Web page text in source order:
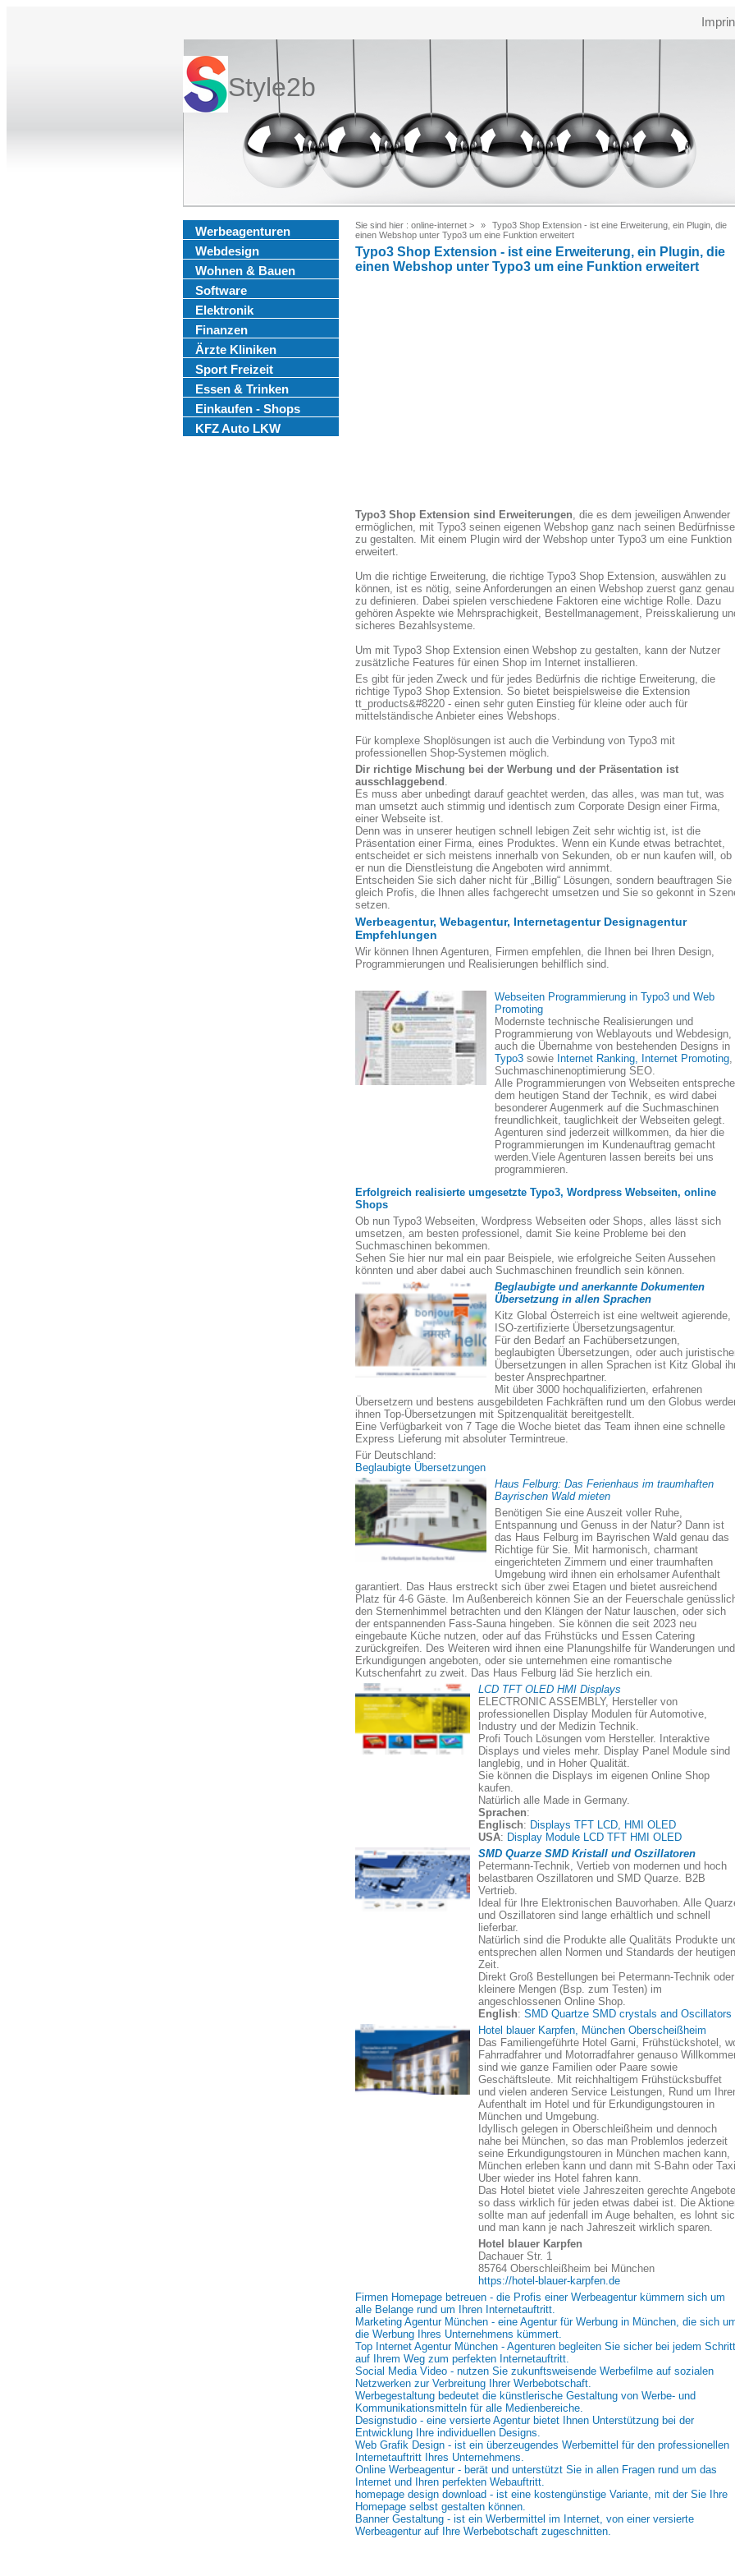
Style2b
Werbeagenturen
Webdesign
Wohnen & Bauen
Software
Elektronik
Finanzen
Ärzte Kliniken
Sport Freizeit
Essen & Trinken
Einkaufen - Shops
KFZ Auto LKW
Sie sind hier : online-internet >
Typo3 Shop Extension - ist eine Erweiterung, ein Plugin, die
einen Webshop unter Typo3 um eine Funktion erweitert
Typo3 Shop Extension - ist eine Erweiterung, ein Plugin, die
einen Webshop unter Typo3 um eine Funktion erweitert
Typo3 Shop Extension sind Erweiterungen, die es dem jeweiligen Anwender
ermöglichen, mit Typo3 seinen eigenen Webshop ganz nach seinen
zu gestalten. Mit einem Plugin wird der Webshop unter Typo3 um eine Funktion
erweitert.
Um die richtige Erweiterung, die richtige Typo3 Shop Extension, auswählen zu
können, ist es nötig, seine Anforderungen an einen Webshop zuerst ganz genau
zu definieren. Dabei spielen verschiedene Faktoren eine wichtige Rolle. Dazu
gehören Aspekte wie Mehrsprachigkeit, Bestellmanagement, Preisskalierung
sicheres Bezahlsysteme.
Um mit Typo3 Shop Extension einen Webshop zu gestalten, kann der Nutzer
zusätzliche Features für einen Shop im Internet installieren.
Es gibt für jeden Zweck und für jedes Bedürfnis die richtige Erweiterung, die
richtige Typo3 Shop Extension. So bietet beispielsweise die Extension
tt_products&#8220 - einen sehr guten Einstieg für kleine oder auch für
mittelständische Anbieter eines Webshops.
Für komplexe Shoplösungen ist auch die Verbindung von Typo3 mit
professionellen Shop-Systemen möglich.
Dir richtige Mischung bei der Werbung und der Präsentation ist
ausschlaggebend .
Es muss aber unbedingt darauf geachtet werden, das alles, was man tut, was
man umsetzt auch stimmig und identisch zum Corporate Design einer Firma,
einer Webseite ist.
Denn was in unserer heutigen schnell lebigen Zeit sehr wichtig ist, ist die
Präsentation einer Firma, eines Produktes. Wenn ein Kunde etwas betrachtet,
entscheidet er sich meistens innerhalb von Sekunden, ob er nun kaufen will, ob
er nun die Dienstleistung die Angeboten wird annimmt.
Entscheiden Sie sich daher nicht für „Billig“ Lösungen, sondern beauftragen Sie
gleich Profis, die Ihnen alles fachgerecht umsetzen und Sie so gekonnt in
setzen.
Werbeagentur, Webagentur, Internetagentur Designagentur
Empfehlungen
Wir können Ihnen Agenturen, Firmen empfehlen, die Ihnen bei Ihren Design,
Programmierungen und Realisierungen behilflich sind.
Webseiten Programmierung in Typo3 und Web
Promoting
Modernste technische Realisierungen und
Programmierung von Weblayouts und Webdesign,
auch die Übernahme von bestehenden Designs in
Typo3 sowie Internet Ranking, Internet Promoting,
Suchmaschinenoptimierung SEO.
Alle Programmierungen von Webseiten
dem heutigen Stand der Technik, es wird dabei
besonderer Augenmerk auf die Suchmaschinen
freundlichkeit, tauglichkeit der Webseiten gelegt.
Agenturen sind jederzeit willkommen, da hier die
Programmierungen im Kundenauftrag gemacht
werden.Viele Agenturen lassen bereits bei uns
programmieren.
Erfolgreich realisierte umgesetzte Typo3, Wordpress Webseiten, online
Shops
Ob nun Typo3 Webseiten, Wordpress Webseiten oder Shops, alles lässt sich
umsetzen, am besten professionel, damit Sie keine Probleme bei den
Suchmaschinen bekommen.
Sehen Sie hier nur mal ein paar Beispiele, wie erfolgreiche Seiten Aussehen
könnten und aber dabei auch Suchmaschinen freundlich sein können.
Beglaubigte und anerkannte Dokumenten
Übersetzung in allen Sprachen
Kitz Global Österreich ist eine weltweit agierende,
ISO-zertifizierte Übersetzungsagentur.
Für den Bedarf an Fachübersetzungen,
beglaubigten Übersetzungen, oder auch
Übersetzungen in allen Sprachen ist Kitz Global
bester Ansprechpartner.
Mit über 3000 hochqualifizierten, erfahrenen
Übersetzern und bestens ausgebildeten Fachkräften rund um den Globus
ihnen Top-Übersetzungen mit Spitzenqualität bereitgestellt.
Eine Verfügbarkeit von 7 Tage die Woche bietet das Team ihnen eine schnelle
Express Lieferung mit absoluter Termintreue.
Für Deutschland:
Beglaubigte Übersetzungen
Haus Felburg: Das Ferienhaus im traumhaften
Bayrischen Wald mieten
Benötigen Sie eine Auszeit voller Ruhe,
Entspannung und Genuss in der Natur? Dann ist
das Haus Felburg im Bayrischen Wald genau das
Richtige für Sie. Mit harmonisch, charmant
eingerichteten Zimmern und einer traumhaften
Umgebung wird ihnen ein erholsamer Aufenthalt
garantiert. Das Haus erstreckt sich über zwei Etagen und bietet ausreichend
Platz für 4-6 Gäste. Im Außenbereich können Sie an der Feuerschale
den Sternenhimmel betrachten und den Klängen der Natur lauschen, oder sich
der entspannenden Fass-Sauna hingeben. Sie können die seit 2023 neu
eingebaute Küche nutzen, oder auf das Frühstücks und Essen Catering
zurückgreifen. Des Weiteren wird ihnen eine Planungshilfe für Wanderungen und
Erkundigungen angeboten, oder sie unternehmen eine romantische
Kutschenfahrt zu zweit. Das Haus Felburg läd Sie herzlich ein.
LCD TFT OLED HMI Displays
ELECTRONIC ASSEMBLY, Hersteller von
professionellen Display Modulen für Automotive,
Industry und der Medizin Technik.
Profi Touch Lösungen vom Hersteller. Interaktive
Displays und vieles mehr. Display Panel Module sind
langlebig, und in Hoher Qualität.
Sie können die Displays im eigenen Online Shop
kaufen.
Natürlich alle Made in Germany.
Sprachen:
Englisch: Displays TFT LCD, HMI OLED
USA: Display Module LCD TFT HMI OLED
SMD Quarze SMD Kristall und Oszillatoren
Petermann-Technik, Vertieb von modernen und hoch
belastbaren Oszillatoren und SMD Quarze. B2B
Vertrieb.
Ideal für Ihre Elektronischen Bauvorhaben. Alle
und Oszillatoren sind lange erhältlich und schnell
lieferbar.
Natürlich sind die Produkte alle Qualitäts Produkte
entsprechen allen Normen und Standards der heutigen
Zeit.
Direkt Groß Bestellungen bei Petermann-Technik oder
kleinere Mengen (Bsp. zum Testen) im
angeschlossenen Online Shop.
English: SMD Quartze SMD crystals and Oscillators
Hotel blauer Karpfen, München Oberscheißheim
Das Familiengeführte Hotel Garni, Frühstückshotel,
Fahrradfahrer und Motorradfahrer genauso
sind wie ganze Familien oder Paare sowie
Geschäftsleute. Mit reichhaltigem Frühstücksbuffet
und vielen anderen Service Leistungen, Rund um
Aufenthalt im Hotel und für Erkundigungstouren in
München und Umgebung.
Idyllisch gelegen in Oberschleißheim und dennoch
nahe bei München, so das man Problemlos jederzeit
seine Erkundigungstouren in München machen kann,
München erleben kann und dann mit S-Bahn oder
Uber wieder ins Hotel fahren kann.
Das Hotel bietet viele Jahreszeiten gerechte
so dass wirklich für jeden etwas dabei ist. Die
sollte man auf jedenfall im Auge behalten, es lohnt
und man kann je nach Jahreszeit wirklich sparen.
Hotel blauer Karpfen
Dachauer Str. 1
85764 Oberschleißheim bei München
https://hotel-blauer-karpfen.de
Firmen Homepage betreuen - die Profis einer Werbeagentur kümmern sich um
alle Belange rund um Ihren Internetauftritt.
Marketing Agentur München - eine Agentur für Werbung in München, die sich
die Werbung Ihres Unternehmens kümmert.
Top Internet Agentur München - Agenturen begleiten Sie sicher bei jedem Schritt
auf Ihrem Weg zum perfekten Internetauftritt.
Social Media Video - nutzen Sie zukunftsweisende Werbefilme auf sozialen
Netzwerken zur Verbreitung Ihrer Werbebotschaft.
Werbegestaltung bedeutet die künstlerische Gestaltung von Werbe- und
Kommunikationsmitteln für alle Medienbereiche.
Designstudio - eine versierte Agentur bietet Ihnen Unterstützung bei der
Entwicklung Ihre individuellen Designs.
Web Grafik Design - ist ein überzeugendes Werbemittel für den professionellen
Internetauftritt Ihres Unternehmens.
Online Werbeagentur - berät und unterstützt Sie in allen Fragen rund um das
Internet und Ihren perfekten Webauftritt.
homepage design download - ist eine kostengünstige Variante, mit der Sie Ihre
Homepage selbst gestalten können.
Banner Gestaltung - ist ein Werbermittel im Internet, von einer versierte
Werbeagentur auf Ihre Werbebotschaft zugeschnitten.